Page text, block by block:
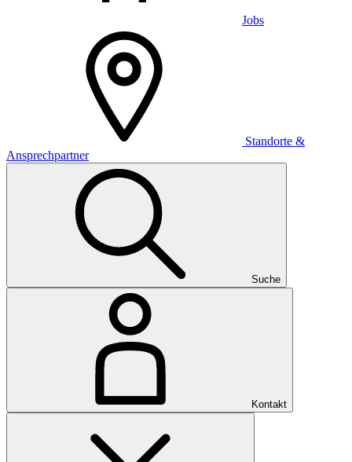
Jobs
Standorte &
Ansprechpartner
Suche
Kontakt